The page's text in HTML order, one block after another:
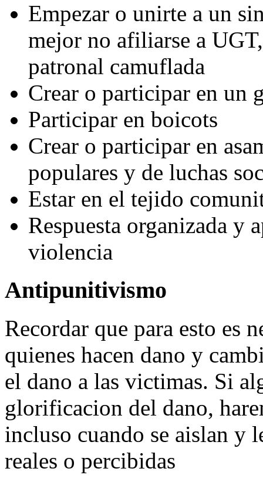
Empezar o unirte a un
mejor no afiliarse a
patronal camuflada
Crear o participar en un
Participar en boicots
Crear o participar en
populares y de luchas
Estar en el tejido
Respuesta organizada y
violencia
Antipunitivismo
Recordar que para esto es
quienes hacen dano y
el dano a las victimas. Si
glorificacion del dano,
incluso cuando se aislan y
reales o percibidas